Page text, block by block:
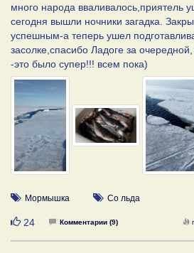
много народа вваливалось,приятель
сегодня вышли ночники загадка.
успешным-а теперь ушел
засолке,спасибо Ладоге за
-это было супер!!! всем пока)
Мормышка Со льда
Нравится
24 Комментарии (9)